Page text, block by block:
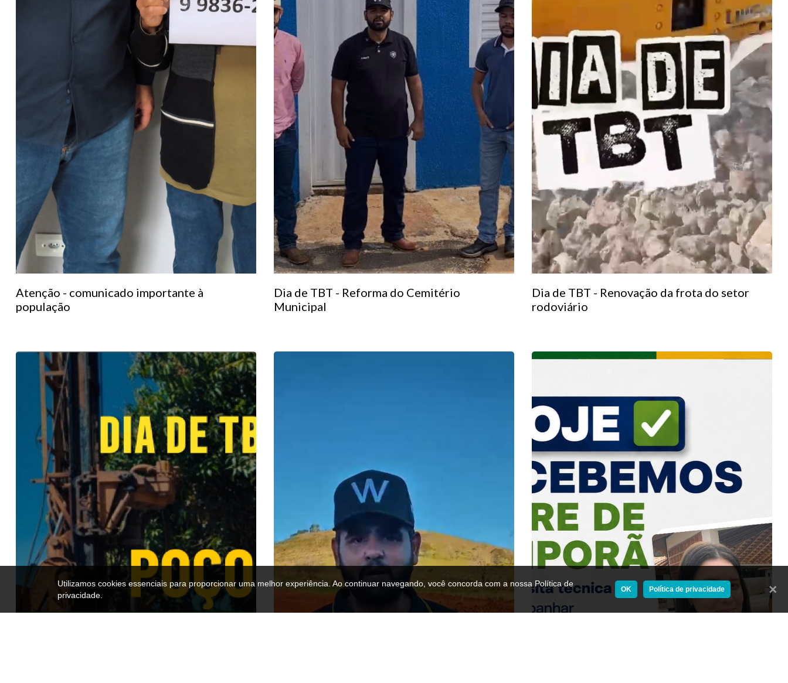
Utilizamos cookies essenciais para proporcionar uma melhor experiência. Ao continuar navegando, você concorda com a nossa Política de
privacidade.
OK Política de privacidade Fechar
Atenção - comunicado importante à
população
Dia de TBT - Reforma do Cemitério
Municipal
Dia de TBT - Renovação da frota do setor
rodoviário